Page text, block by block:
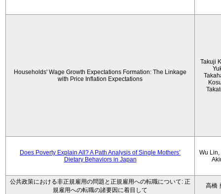
Households' Wage Growth Expectations Formation: The Linkage
with Price Inflation Expectations
Takuji
Does Poverty Explain All? A Path Analysis of Single Mothers’
Dietary Behaviors in Japan
Wu Lin,
公共政策における非正規雇用の問題と正規雇用への転職について: 正
規雇用への転職の諸要因に着目して
高橋